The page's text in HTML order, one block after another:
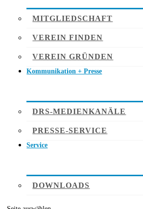
MITGLIEDSCHAFT
VEREIN FINDEN
VEREIN GRÜNDEN
Kommunikation + Presse
DRS-MEDIENKANÄLE
PRESSE-SERVICE
Service
DOWNLOADS